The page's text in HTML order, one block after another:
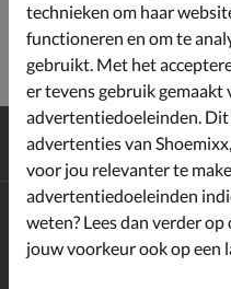
Gratisverzending en
Achterafbetalen
Altijd op de hoogte zijn?
Schrijf je in voor de Shoemixx
welkomstkorting! *
technieken om haar
functioneren en om te
gebruikt. Met het
er tevens gebruik gemaakt
advertentiedoeleinden.
advertenties van
voor jou relevanter te
advertentiedoeleinden
weten? Lees dan verder op
jouw voorkeur ook op een